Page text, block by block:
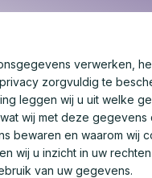
verwerken,
zorgvuldig te
leggen wij u uit welke
wij met deze gegevens
bewaren en waarom wij
wij u inzicht in uw
van uw gegevens.